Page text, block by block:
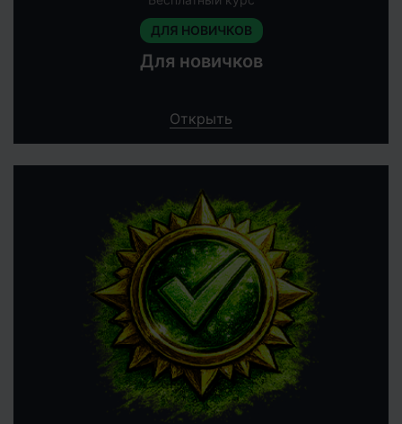
ДЛЯ НОВИЧКОВ
Для новичков
Открыть